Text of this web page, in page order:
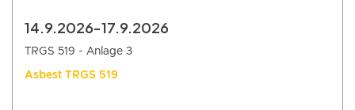
14.9.2026-17.9.2026
TRGS 519 - Anlage 3
Asbest TRGS 519